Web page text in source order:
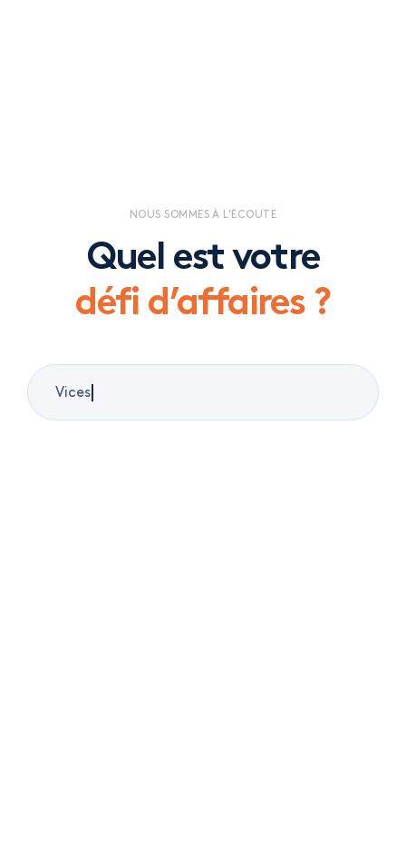
NOUS SOMMES À L’ÉCOUTE
Quel est votre
défi d’affaires ?
Litige et conflits